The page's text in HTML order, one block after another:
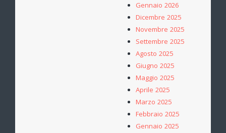
Gennaio 2026
Dicembre 2025
Novembre 2025
Settembre 2025
Agosto 2025
Giugno 2025
Maggio 2025
Aprile 2025
Marzo 2025
Febbraio 2025
Gennaio 2025